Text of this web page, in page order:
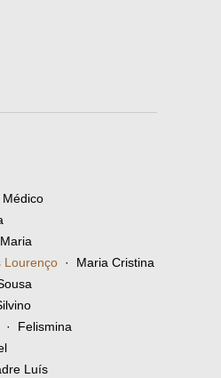
Lourenço · Maria Cristina
· Felismina
Luís